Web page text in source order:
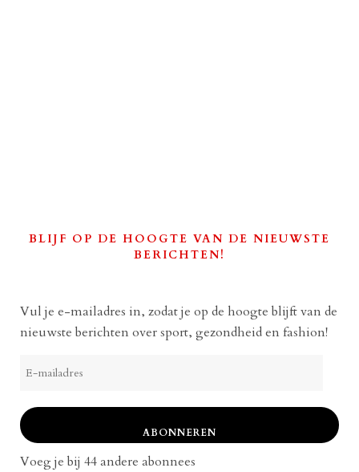
BLIJF OP DE HOOGTE VAN DE NIEUWSTE
BERICHTEN!
Vul je e-mailadres in, zodat je op de hoogte blijft van de
nieuwste berichten over sport, gezondheid en fashion!
mailadres
ABONNEREN
Voeg je bij 44 andere abonnees